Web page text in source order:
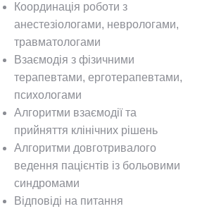
Координація роботи з
анестезіологами, неврологами,
травматологами
Взаємодія з фізичними
терапевтами, ерготерапевтами,
психологами
Алгоритми взаємодії та
прийняття клінічних рішень
Алгоритми довготривалого
ведення пацієнтів із больовими
синдромами
Відповіді на питання